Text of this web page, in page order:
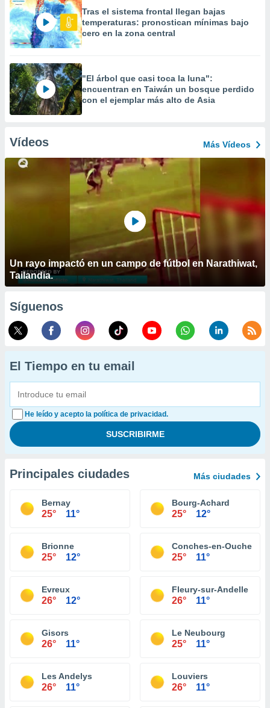
Tras el sistema frontal llegan bajas
temperaturas: pronostican mínimas bajo
cero en la zona central
"El árbol que casi toca la luna":
encuentran en Taiwán un bosque perdido
con el ejemplar más alto de Asia
Vídeos Más Vídeos
Un rayo impactó en un campo de fútbol en Narathiwat,
Tailandia.
Síguenos
El Tiempo en tu email
He leído y acepto la política de privacidad.
Principales ciudades Más ciudades
Bernay
25° 11°
Bourg-Achard
25° 12°
Brionne
25° 12°
Conches-en-Ouche
25° 11°
Evreux
26° 12°
Fleury-sur-Andelle
26° 11°
Gisors
26° 11°
Le Neubourg
25° 11°
Les Andelys
26° 11°
Louviers
26° 11°